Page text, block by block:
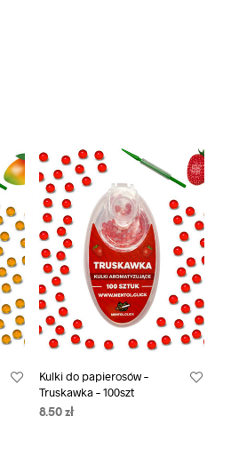
Kulki do papierosów –
Truskawka – 100szt
8.50 zł